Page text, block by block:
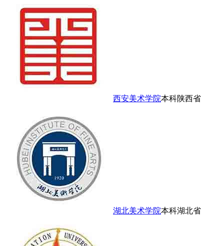
西安美术学院本科陕西省
湖北美术学院本科湖北省